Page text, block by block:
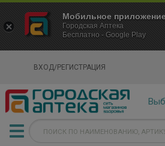
ВХОД/РЕГИСТРАЦИЯ
×
Городская Аптека Маркетплейс
- In Google Play
Мобильное
Городская Аптека
Бесплатно - Google Play